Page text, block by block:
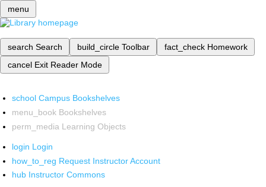
menu
search Search build_circle Toolbar fact_check Homework
cancel Exit Reader Mode
school Campus Bookshelves
menu_book Bookshelves
perm_media Learning Objects
login Login
how_to_reg Request Instructor Account
hub Instructor Commons